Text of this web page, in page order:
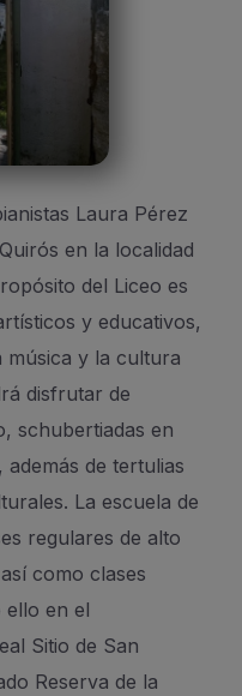
Laura Pérez
en la localidad
del Liceo es
y educativos,
música y la cultura
disfrutar de
schubertiadas en
de tertulias
La escuela de
regulares de alto
como clases
ello en el
Sitio de San
Reserva de la
Laura Pérez
en la localidad
del Liceo es
y educativos,
música y la cultura
disfrutar de
schubertiadas en
de tertulias
La escuela de
regulares de alto
como clases
ello en el
Sitio de San
Reserva de la